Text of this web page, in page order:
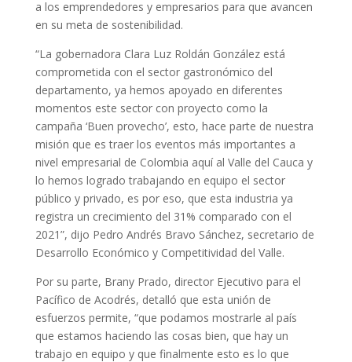
a los emprendedores y empresarios para que avancen
en su meta de sostenibilidad.
“La gobernadora Clara Luz Roldán González está
comprometida con el sector gastronómico del
departamento, ya hemos apoyado en diferentes
momentos este sector con proyecto como la
campaña ‘Buen provecho’, esto, hace parte de nuestra
misión que es traer los eventos más importantes a
nivel empresarial de Colombia aquí al Valle del Cauca y
lo hemos logrado trabajando en equipo el sector
público y privado, es por eso, que esta industria ya
registra un crecimiento del 31% comparado con el
2021”, dijo Pedro Andrés Bravo Sánchez, secretario de
Desarrollo Económico y Competitividad del Valle.
Por su parte, Brany Prado, director Ejecutivo para el
Pacífico de Acodrés, detalló que esta unión de
esfuerzos permite, “que podamos mostrarle al país
que estamos haciendo las cosas bien, que hay un
trabajo en equipo y que finalmente esto es lo que